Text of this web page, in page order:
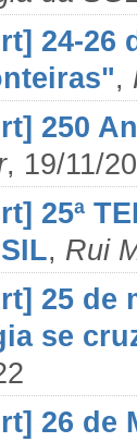
24-26
,
250
, 19/11/
25ª
, Rui
25 de
se
26 de